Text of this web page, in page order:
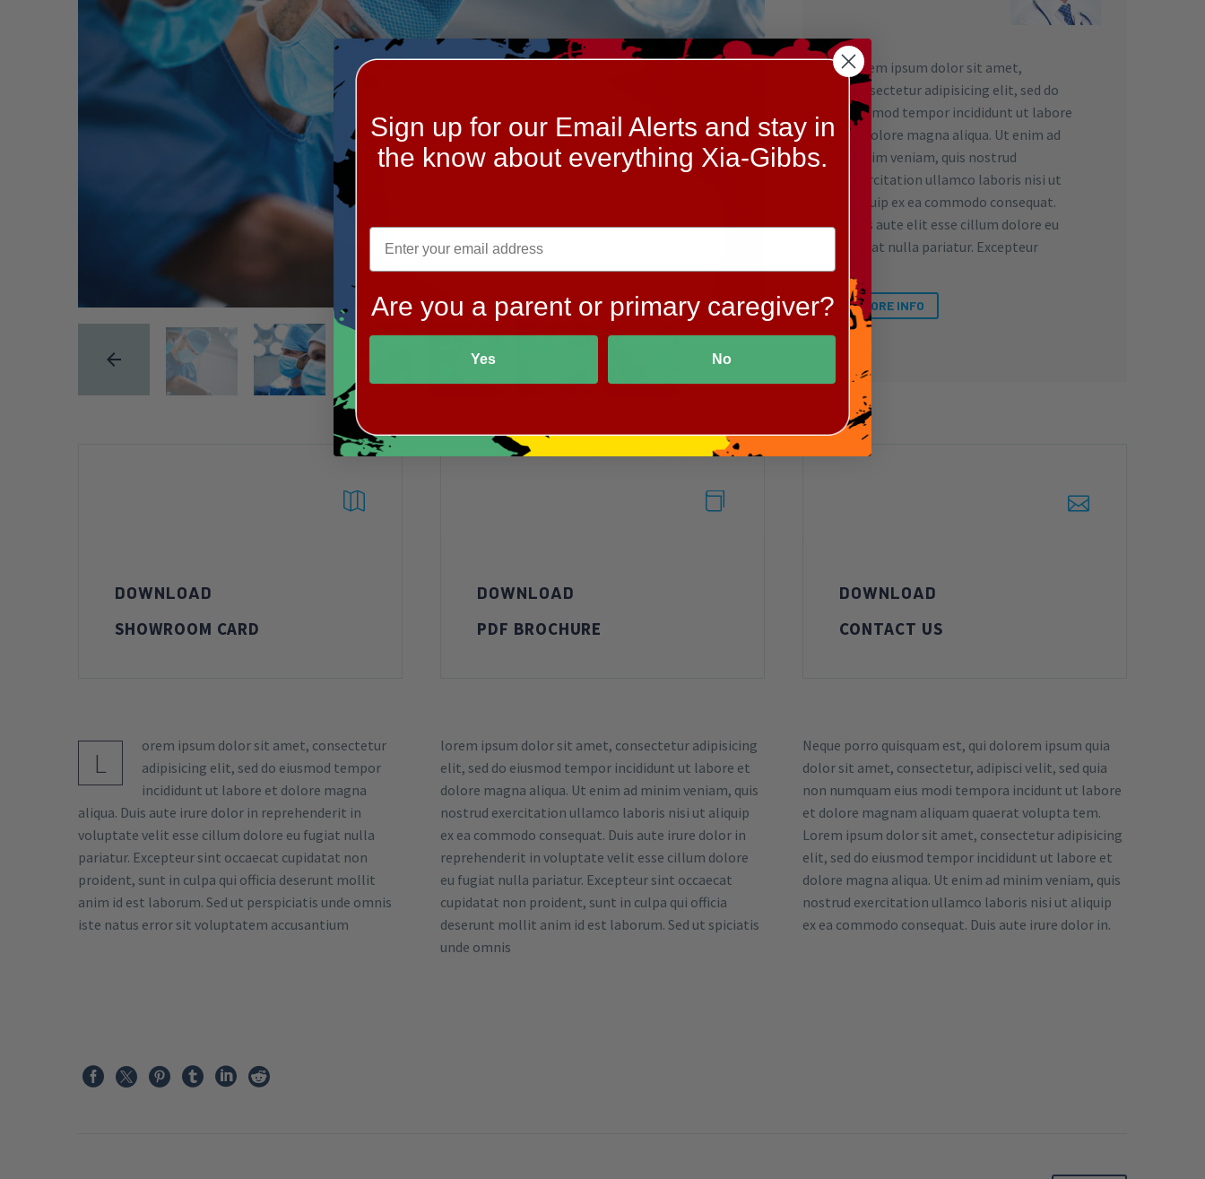
Lorem ipsum dolor sit amet,
consectetur adipisicing elit, sed do
eiusmod tempor incididunt ut labore
et dolore magna aliqua. Ut enim ad
minim veniam, quis nostrud
exercitation ullamco laboris nisi ut
aliquip ex ea commodo consequat.
Duis aute elit esse cillum dolore eu
fugiat nulla pariatur. Excepteur
MORE INFO


DOWNLOAD
SHOWROOM CARD


DOWNLOAD
PDF BROCHURE


DOWNLOAD
CONTACT US
L
orem ipsum dolor sit amet, consectetur
adipisicing elit, sed do eiusmod tempor
incididunt ut labore et dolore magna
aliqua. Duis aute irure dolor in reprehenderit in
voluptate velit esse cillum dolore eu fugiat nulla
pariatur. Excepteur sint occaecat cupidatat non
proident, sunt in culpa qui officia deserunt mollit
anim id est laborum. Sed ut perspiciatis unde omnis
iste natus error sit voluptatem accusantium
lorem ipsum dolor sit amet, consectetur adipisicing
elit, sed do eiusmod tempor incididunt ut labore et
dolore magna aliqua. Ut enim ad minim veniam, quis
nostrud exercitation ullamco laboris nisi ut aliquip
ex ea commodo consequat. Duis aute irure dolor in
reprehenderit in voluptate velit esse cillum dolore
eu fugiat nulla pariatur. Excepteur sint occaecat
cupidatat non proident, sunt in culpa qui officia
deserunt mollit anim id est laborum. Sed ut spiciatis
unde omnis
Neque porro quisquam est, qui dolorem ipsum quia
dolor sit amet, consectetur, adipisci velit, sed quia
non numquam eius modi tempora incidunt ut labore
et dolore magnam aliquam quaerat volupta tem.
Lorem ipsum dolor sit amet, consectetur adipisicing
elit, sed do eiusmod tempor incididunt ut labore et
dolore magna aliqua. Ut enim ad minim veniam, quis
nostrud exercitation ullamco laboris nisi ut aliquip
ex ea commodo consequat. Duis aute irure dolor in.
Sign up for our Email Alerts and stay in
the know about everything Xia-Gibbs.
Are you a parent or primary caregiver?
Yes No